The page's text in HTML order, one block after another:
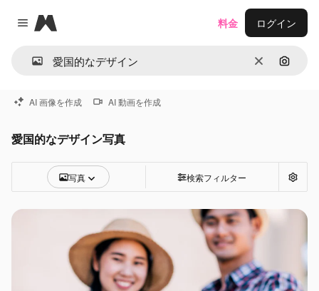
Close menu
Magnific
消去 画像で
料金 ログイン
AI 画像を作成 AI 動画を作成
愛国的なデザイン写真
写真 検索フィルター